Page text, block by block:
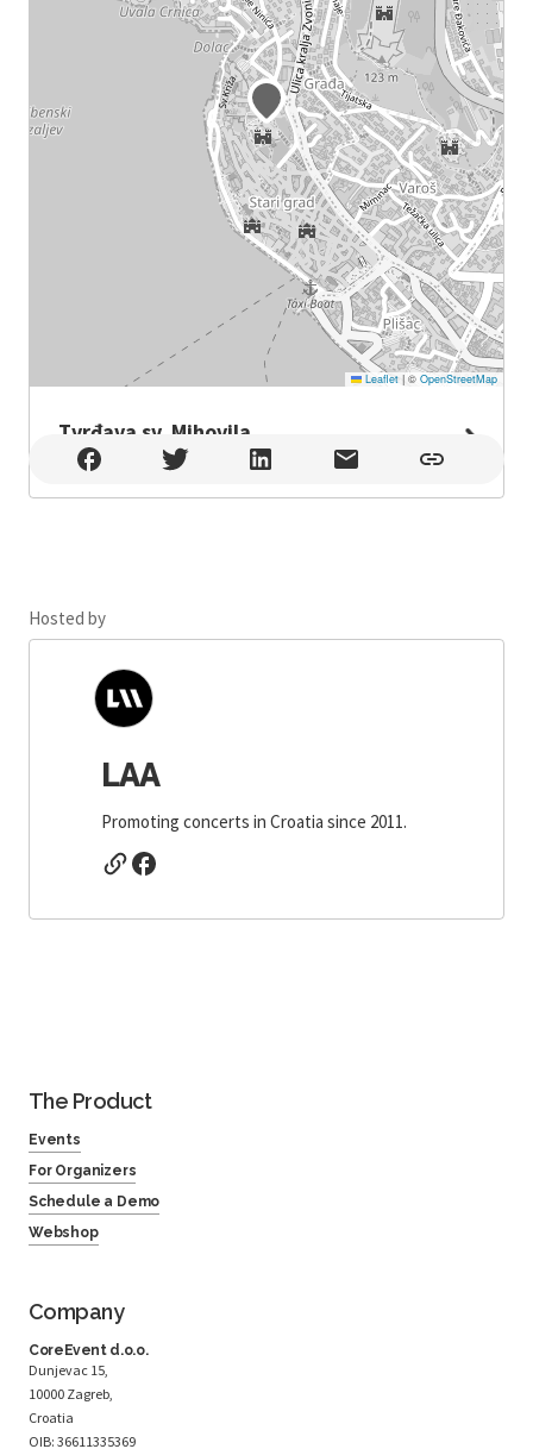
Leaflet |© OpenStreetMap
Tvrđava sv. Mihovila
Tvrđava sv. Mihovila , Šibenik
Hosted by
LAA
Promoting concerts in Croatia since 2011.
The Product
Events
For Organizers
Schedule a Demo
Webshop
Company
CoreEvent d.o.o.
Dunjevac 15,
10000 Zagreb,
Croatia
OIB: 36611335369